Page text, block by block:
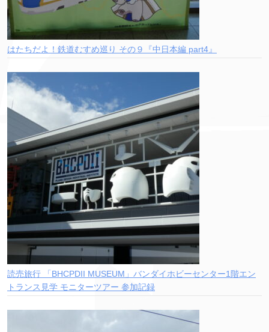
はたちだよ！鉄道むすめ巡り その９『中日本編 part4』
読売旅行 「BHCPDII MUSEUM」バンダイホビーセンター1階エン
トランス見学 モニターツアー 参加記録